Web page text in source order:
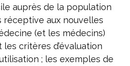
auprès de la population
réceptive aux nouvelles
(et les médecins)
critères d’évaluation
; les exemples de